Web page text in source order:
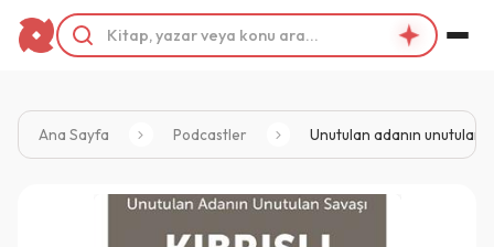
Ana Sayfa Podcastler Unutulan adanın unutulan